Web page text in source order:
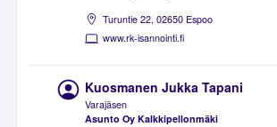
Turuntie 22, 02650 Espoo
www.rk-isannointi.fi
Kuosmanen Jukka Tapani
Varajäsen
Asunto Oy Kalkkipellonmäki